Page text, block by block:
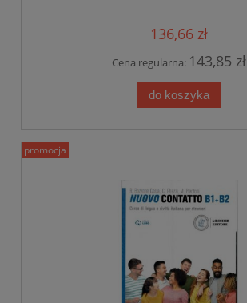
136,66 zł
Cena regularna:143,85 zł
do koszyka
promocja